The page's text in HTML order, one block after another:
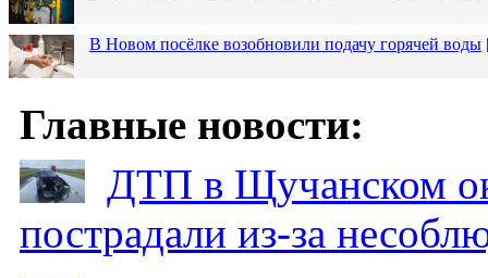
В Новом посёлке возобновили подачу горячей воды
Главные новости:
ДТП в Щучанском
пострадали из-за